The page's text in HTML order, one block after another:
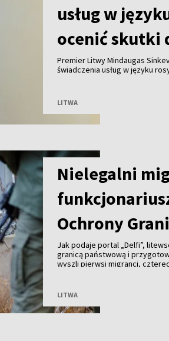
usług w
ocenić skutki
Premier Litwy Mindaugas
świadczenia usług w języku
indywidualnie.
LITWA
Nielegalni
Ochrony
Jak podaje portal „Delfi”,
granicą państwową i
wyszli pierwsi migranci,
pogranicznicy byli zmuszeni się
LITWA